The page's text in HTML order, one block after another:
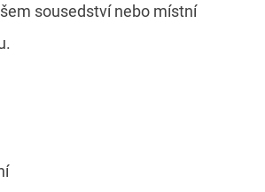
sousedství nebo místní